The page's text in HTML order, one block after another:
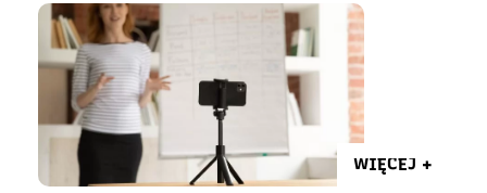
WIĘCEJ +